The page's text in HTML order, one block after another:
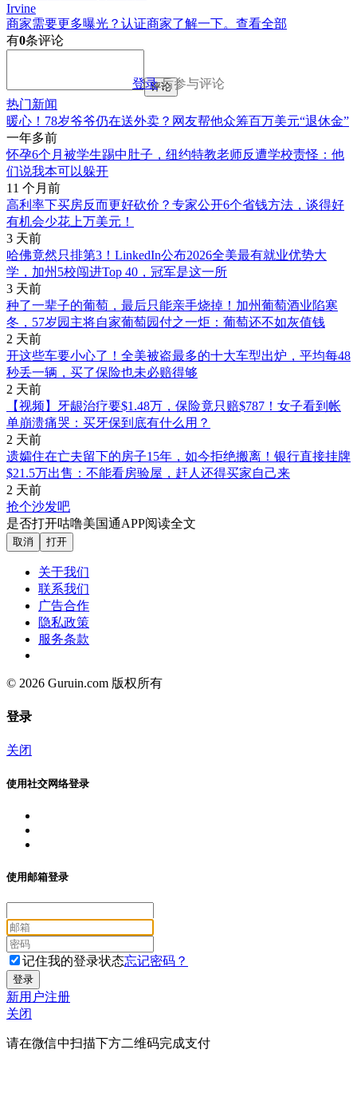
Irvine
商家需要更多曝光？认证商家了解一下。 查看全部
有0条评论
登录后参与评论
评论
热门新闻
暖心！78岁爷爷仍在送外卖？网友帮他众筹百万美元“退休金”
一年多前
怀孕6个月被学生踢中肚子，纽约特教老师反遭学校责怪：他
们说我本可以躲开
11 个月前
高利率下买房反而更好砍价？专家公开6个省钱方法，谈得好
有机会少花上万美元！
3 天前
哈佛竟然只排第3！LinkedIn公布2026全美最有就业优势大
学，加州5校闯进Top 40，冠军是这一所
3 天前
种了一辈子的葡萄，最后只能亲手烧掉！加州葡萄酒业陷寒
冬，57岁园主将自家葡萄园付之一炬：葡萄还不如灰值钱
2 天前
开这些车要小心了！全美被盗最多的十大车型出炉，平均每48
秒丢一辆，买了保险也未必赔得够
2 天前
【视频】牙龈治疗要$1.48万，保险竟只赔$787！女子看到帐
单崩溃痛哭：买牙保到底有什么用？
2 天前
遗孀住在亡夫留下的房子15年，如今拒绝搬离！银行直接挂牌
$21.5万出售：不能看房验屋，赶人还得买家自己来
2 天前
抢个沙发吧
是否打开咕噜美国通APP阅读全文
取消 打开
关于我们
联系我们
广告合作
隐私政策
服务条款
© 2026 Guruin.com 版权所有
登录
关闭
使用社交网络登录
使用邮箱登录
记住我的登录状态忘记密码？
新用户注册
关闭
请在微信中扫描下方二维码完成支付